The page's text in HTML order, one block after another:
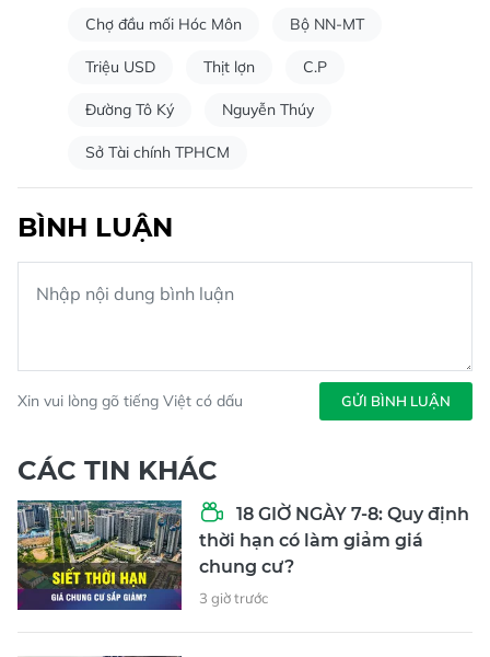
Chợ đầu mối Hóc Môn Bộ NN-MT
Triệu USD Thịt lợn C.P
Đường Tô Ký Nguyễn Thúy
Sở Tài chính TPHCM
BÌNH LUẬN
Xin vui lòng gõ tiếng Việt có dấu GỬI BÌNH LUẬN
CÁC TIN KHÁC
18 GIỜ NGÀY 7-8: Quy định
thời hạn có làm giảm giá
chung cư?
3 giờ trước